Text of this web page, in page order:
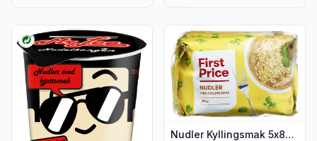
Vis flere detaljer for produktet "Nudler i Kopp Kjøttsmak
Nudler Kyllingsmak 5x85g First Price
Vis flere detaljer for